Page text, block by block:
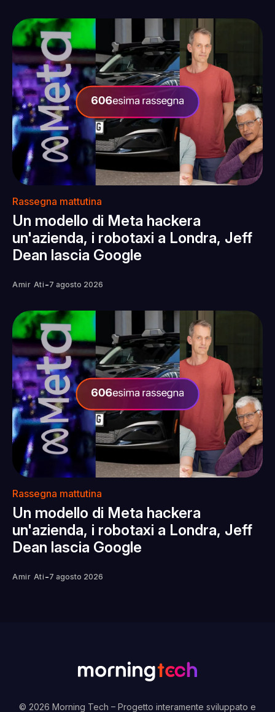
Rassegna mattutina
Un modello di Meta hackera
un'azienda, i robotaxi a Londra, Jeff
Dean lascia Google
Amir Ati -7 agosto 2026
Rassegna mattutina
Un modello di Meta hackera
un'azienda, i robotaxi a Londra, Jeff
Dean lascia Google
Amir Ati -7 agosto 2026
© 2026 Morning Tech – Progetto interamente sviluppato e